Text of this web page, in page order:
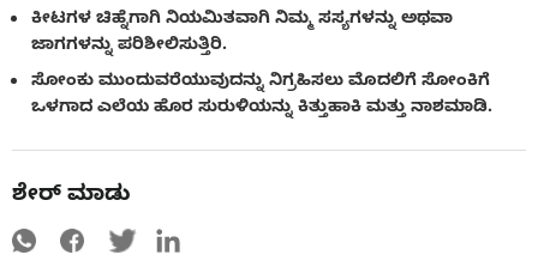
ಕೀಟಗಳ ಚಿಹ್ನೆಗಾಗಿ ನಿಯಮಿತವಾಗಿ ನಿಮ್ಮ ಸಸ್ಯಗಳನ್ನು ಅಥವಾ
ಜಾಗಗಳನ್ನು ಪರಿಶೀಲಿಸುತ್ತಿರಿ.
ಸೋಂಕು ಮುಂದುವರೆಯುವುದನ್ನು ನಿಗ್ರಹಿಸಲು ಮೊದಲಿಗೆ ಸೋಂಕಿಗೆ
ಒಳಗಾದ ಎಲೆಯ ಹೊರ ಸುರುಳಿಯನ್ನು ಕಿತ್ತುಹಾಕಿ ಮತ್ತು ನಾಶಮಾಡಿ.
ಶೇರ್ ಮಾಡು